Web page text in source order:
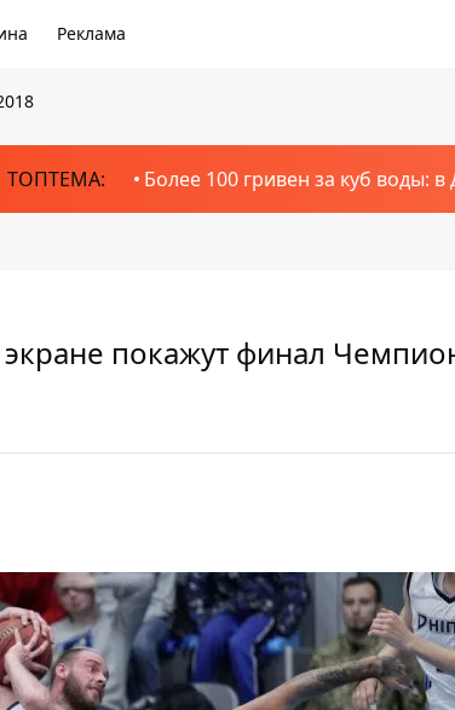
Реклама
ТОПТЕМА: Более 100 гривен за куб воды:
покажут финал